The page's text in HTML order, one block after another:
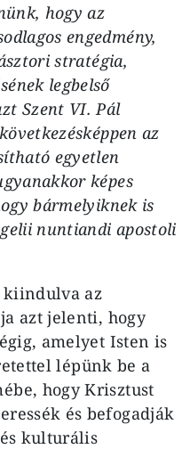
hogy az
engedmény,
stratégia,
legbelső
Szent VI. Pál
az
egyetlen
képes
bármelyiknek is
nuntiandi apostoli
kiindulva az
azt jelenti, hogy
amelyet Isten is
lépünk be a
hogy Krisztust
és befogadják
kulturális